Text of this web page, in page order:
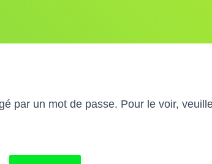
par un mot de passe. Pour le voir,